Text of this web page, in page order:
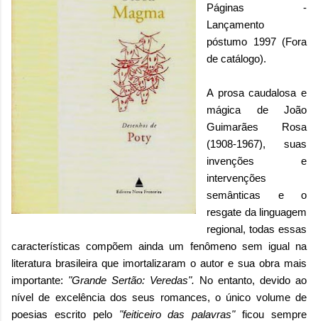
Páginas -
Lançamento
póstumo 1997 (Fora
de catálogo).
A prosa caudalosa e
mágica de João
Guimarães Rosa
(1908-1967), suas
invenções e
intervenções
semânticas e o
resgate da linguagem
regional, todas essas
características compõem ainda um fenômeno sem igual na
literatura brasileira que imortalizaram o autor e sua obra mais
importante: "Grande Sertão: Veredas". No entanto, devido ao
nível de excelência dos seus romances, o único volume de
poesias escrito pelo "feiticeiro das palavras"ficou sempre